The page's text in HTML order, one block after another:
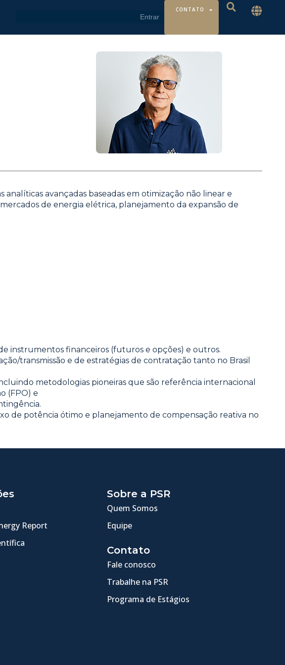
CONTATO
avançadas baseadas em otimização não linear e
de energia elétrica, planejamento da expansão de
instrumentos financeiros (futuros e opções) e outros.
transmissão e de estratégias de contratação tanto no Brasil
metodologias pioneiras que são referência internacional
(FPO) e
de potência ótimo e planejamento de compensação reativa no
Report
Sobre a PSR
Quem Somos
Equipe
Contato
Fale conosco
Trabalhe na PSR
Programa de Estágios